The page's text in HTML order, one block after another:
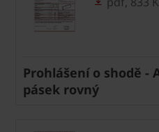
Prohlášení o shodě -
pásek rovný